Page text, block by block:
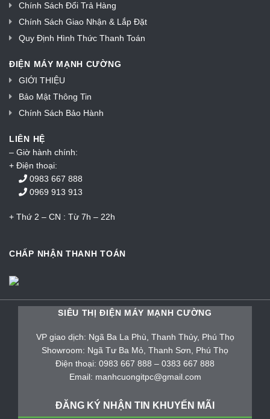
Chính Sách Đổi Trả Hàng
Chính Sách Giao Nhận & Lắp Đặt
Quy Định Hình Thức Thanh Toán
ĐIỆN MÁY MẠNH CƯỜNG
GIỚI THIỆU
Bảo Mật Thông Tin
Chính Sách Bảo Hành
LIÊN HỆ
– Giờ hành chính:
+ Điện thoại:
0983 667 888
0969 913 913
+ Thứ 2 – CN : Từ 7h – 22h
CHẤP NHẬN THANH TOÁN
SIÊU THỊ ĐIỆN MÁY MẠNH CƯỜNG
VP giao dịch: Ngã Ba La Phù, Thanh Thủy, Phú Thọ
Showroom: Ngã Tư Ba Mỏ, Thanh Sơn, Phú Thọ
Điện thoại: 0983 667 888 – 0383 667 888
Email: manhcuongitpc@gmail.com
ĐĂNG KÝ NHẬN TIN KHUYẾN MÃI